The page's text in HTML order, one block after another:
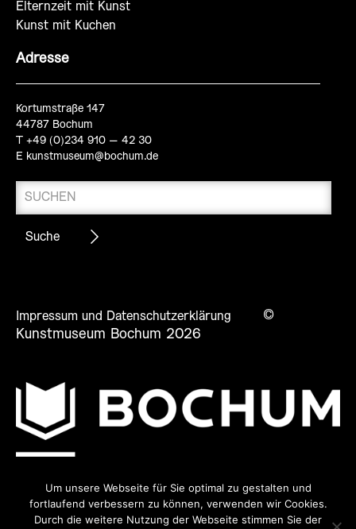
Elternzeit mit Kunst
Kunst mit Kuchen
Adresse
Kortumstraße 147
44787 Bochum
T +49 (0)234 910 – 42 30
E kunstmuseum@bochum.de
Impressum und Datenschutzerklärung
©
Kunstmuseum Bochum 2026
Um unsere Webseite für Sie optimal zu gestalten und
fortlaufend verbessern zu können, verwenden wir Cookies.
Durch die weitere Nutzung der Webseite stimmen Sie der